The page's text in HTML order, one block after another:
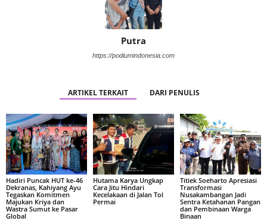
Putra
https://podiumindonesia.com
ARTIKEL TERKAIT DARI PENULIS
Hadiri Puncak HUT ke-46
Dekranas, Kahiyang Ayu
Tegaskan Komitmen
Majukan Kriya dan
Wastra Sumut ke Pasar
Global
Hutama Karya Ungkap
Cara Jitu Hindari
Kecelakaan di Jalan Tol
Permai
Titiek Soeharto Apresiasi
Transformasi
Nusakambangan Jadi
Sentra Ketahanan Pangan
dan Pembinaan Warga
Binaan